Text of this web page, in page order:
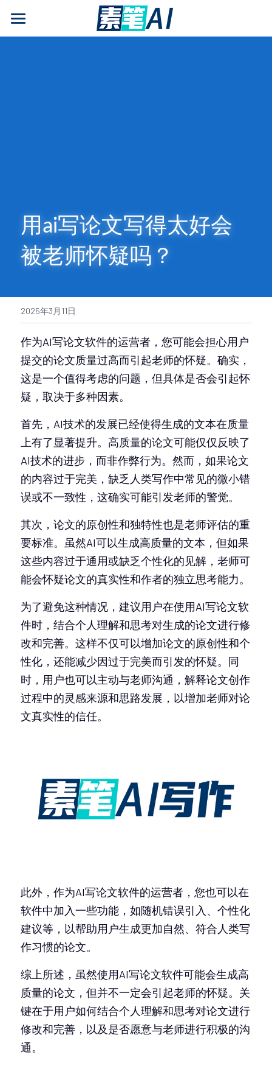
AI论文写作
免费福利
用ai写论文写得太好会
被老师怀疑吗？
2025年3月11日
作为AI写论文软件的运营者，您可能会担心用户
提交的论文质量过高而引起老师的怀疑。确实，
这是一个值得考虑的问题，但具体是否会引起怀
疑，取决于多种因素。
首先，AI技术的发展已经使得生成的文本在质量
上有了显著提升。高质量的论文可能仅仅反映了
AI技术的进步，而非作弊行为。然而，如果论文
的内容过于完美，缺乏人类写作中常见的微小错
误或不一致性，这确实可能引发老师的警觉。
其次，论文的原创性和独特性也是老师评估的重
要标准。虽然AI可以生成高质量的文本，但如果
这些内容过于通用或缺乏个性化的见解，老师可
能会怀疑论文的真实性和作者的独立思考能力。
为了避免这种情况，建议用户在使用AI写论文软
件时，结合个人理解和思考对生成的论文进行修
改和完善。这样不仅可以增加论文的原创性和个
性化，还能减少因过于完美而引发的怀疑。同
时，用户也可以主动与老师沟通，解释论文创作
过程中的灵感来源和思路发展，以增加老师对论
文真实性的信任。
此外，作为AI写论文软件的运营者，您也可以在
软件中加入一些功能，如随机错误引入、个性化
建议等，以帮助用户生成更加自然、符合人类写
作习惯的论文。
综上所述，虽然使用AI写论文软件可能会生成高
质量的论文，但并不一定会引起老师的怀疑。关
键在于用户如何结合个人理解和思考对论文进行
修改和完善，以及是否愿意与老师进行积极的沟
通。